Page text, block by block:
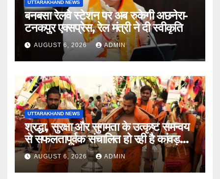
UTTARAKHAND NEWS
बनबसा रेलवे स्टेशन पर अब रुकेगी अछनेरा-
टनकपुर एक्सप्रेस, रेल मंत्री ने दी स्वीकृति
AUGUST 6, 2026 ADMIN
UTTARAKHAND NEWS
श्रद्धा, सुरक्षा और सुगमता के उत्कृष्ट समन्वय
से सफलतापूर्वक संचालित हो रही है कांवड़
यात्रा
AUGUST 6, 2026 ADMIN